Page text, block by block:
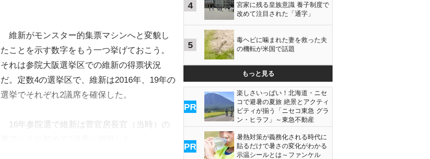
維新がモンスター的集票マシンへと変貌し
たことを示す数字をもう一つ挙げておこう。
それは参院大阪選挙区での維新の得票状況
だ。定数4の選挙区で、維新は2016年、19年の
選挙でそれぞれ2議席を確保した。
16年参院選で維新は菅官房長官（当時）の
4
宮家に残る皇族意識 養子制度で
改めて注目された「通字」
5
毒ヘビに噛まれた妻を救った夫
の機転が米国で話題
もっと見る
PR
楽しさいっぱい！北海道・ニセ
コで避暑の夏旅 絶景とアクティ
ビティが揃う「ニセコ東急 グラ
ン・ヒラフ」～東急不動産
PR
暑熱対策が義務化される時代に
貼るだけで暑さの変化がわかる
示温シールとは～ファンケル